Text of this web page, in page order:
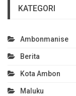
KATEGORI
Ambonmanise
Berita
Kota Ambon
Maluku